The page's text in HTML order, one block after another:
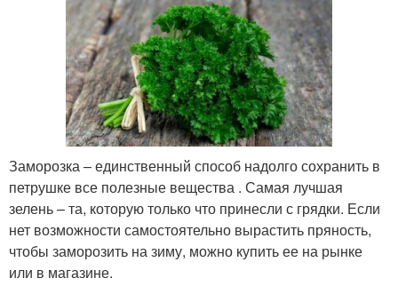
Заморозка – единственный способ надолго сохранить в
петрушке все полезные вещества . Самая лучшая
зелень – та, которую только что принесли с грядки. Если
нет возможности самостоятельно вырастить пряность,
чтобы заморозить на зиму, можно купить ее на рынке
или в магазине.